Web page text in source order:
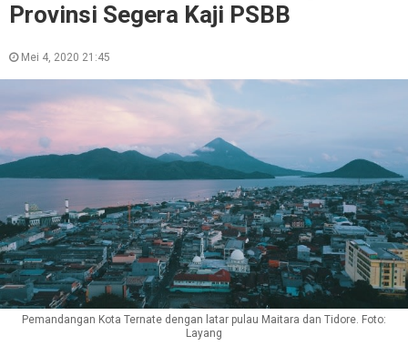
Provinsi Segera Kaji PSBB
Mei 4, 2020 21:45
Pemandangan Kota Ternate dengan latar pulau Maitara dan Tidore. Foto:
Layang